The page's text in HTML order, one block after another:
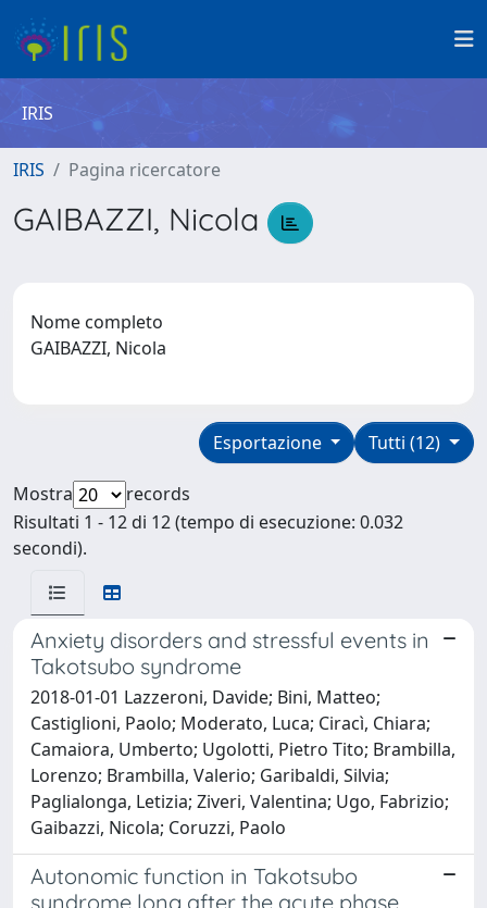
IRIS
IRIS Pagina ricercatore
GAIBAZZI, Nicola
Nome completo
GAIBAZZI, Nicola
Tutti (12)
Esportazione
Mostra
records
Risultati 1 - 12 di 12 (tempo di esecuzione: 0.032
secondi).
Anxiety disorders and stressful events in
Takotsubo syndrome
2018-01-01 Lazzeroni, Davide; Bini, Matteo;
Castiglioni, Paolo; Moderato, Luca; Ciracì, Chiara;
Camaiora, Umberto; Ugolotti, Pietro Tito; Brambilla,
Lorenzo; Brambilla, Valerio; Garibaldi, Silvia;
Paglialonga, Letizia; Ziveri, Valentina; Ugo, Fabrizio;
Gaibazzi, Nicola; Coruzzi, Paolo
Autonomic function in Takotsubo
syndrome long after the acute phase